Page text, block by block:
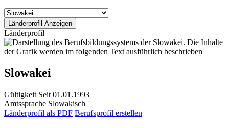
Länderprofil
Slowakei
Gültigkeit Seit 01.01.1993
Amtssprache Slowakisch
Länderprofil als PDF Berufsprofil erstellen